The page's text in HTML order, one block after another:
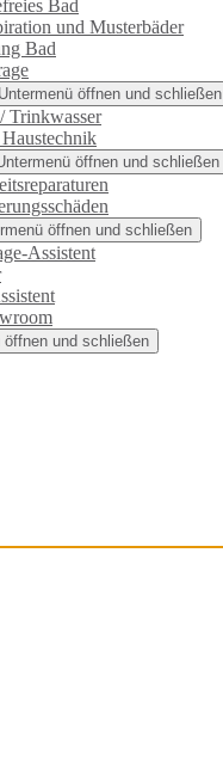
Bad
und Musterbäder
Bad
Untermenü öffnen und schließen
Trinkwasser
öffnen und schließen
öffnen und schließen
Assistent
öffnen und schließen